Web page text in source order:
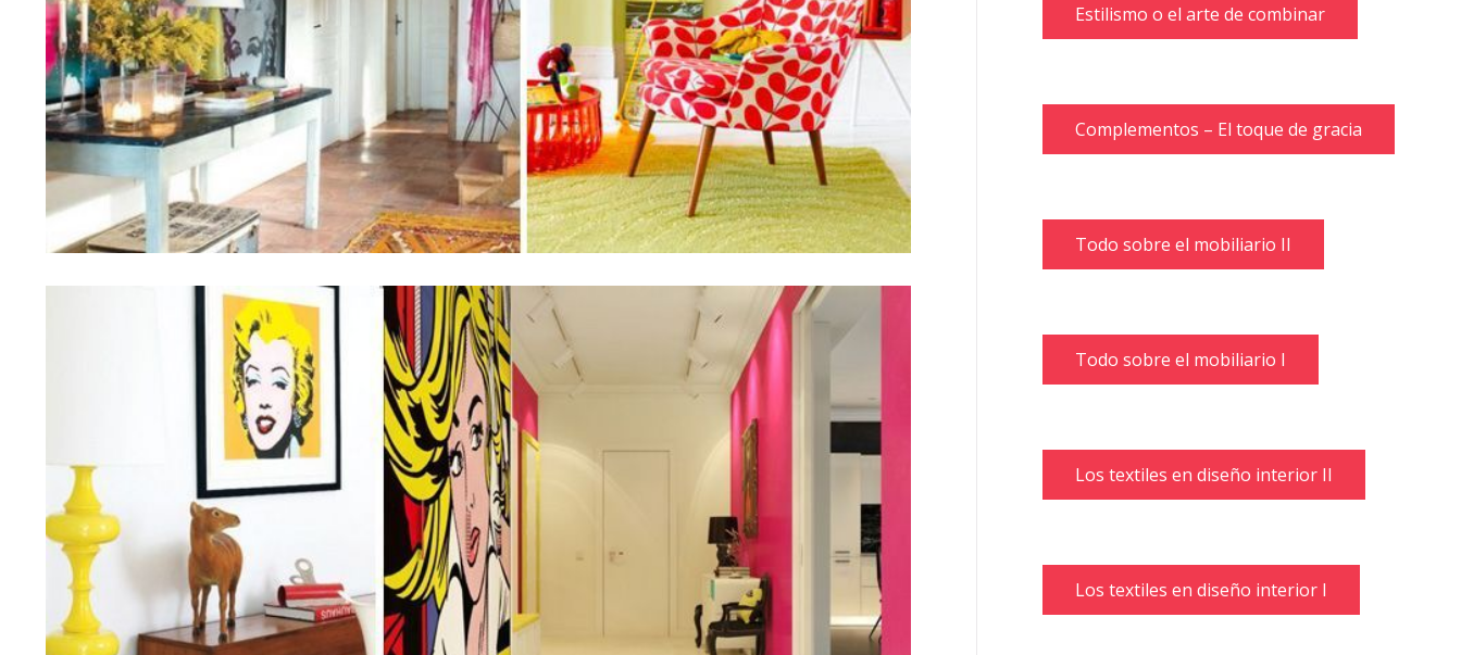
Estilismo o el arte de combinar
Complementos – El toque de gracia
Todo sobre el mobiliario II
Todo sobre el mobiliario I
Los textiles en diseño interior II
Los textiles en diseño interior I